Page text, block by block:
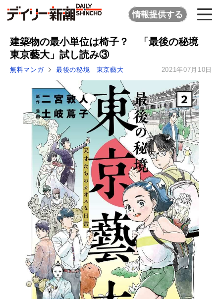
情報提供する
建築物の最小単位は椅子？ 「最後の秘境
東京藝大」試し読み③
無料マンガ 最後の秘境 東京藝大 2021年07月10日